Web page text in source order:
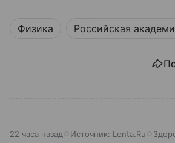
Физика Российская
22 часа назад Источник: Lenta.Ru